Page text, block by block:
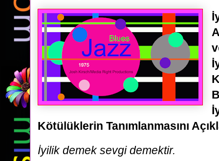
Kötülüklerin Tanımlanmasını
İyilik demek sevgi demektir.